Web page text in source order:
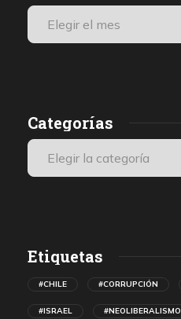
Categorías
Etiquetas
#CHILE #CORRUPCIÓN
#ISRAEL #NEOLIBERALISMO